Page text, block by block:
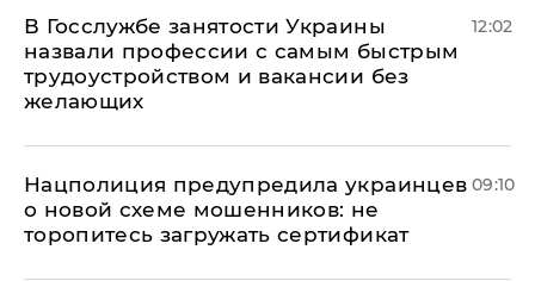
В Госслужбе занятости Украины
назвали профессии с самым быстрым
трудоустройством и вакансии без
желающих
12:02
Нацполиция предупредила украинцев
о новой схеме мошенников: не
торопитесь загружать сертификат
09:10